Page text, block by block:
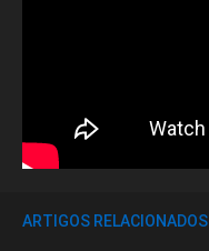
ARTIGOS RELACIONADOS